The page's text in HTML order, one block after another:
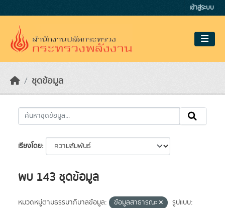
เข้าสู่ระบบ
ชุดข้อมูล
เรียงโดย
พบ 143 ชุดข้อมูล
หมวดหมู่ตามธรรมาภิบาลข้อมูล: ข้อมูลสาธารณะ
รูปแบบ: